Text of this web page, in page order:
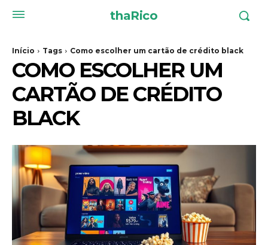
thaRico
Início Tags Como escolher um cartão de crédito black
COMO ESCOLHER UM
CARTÃO DE CRÉDITO
BLACK